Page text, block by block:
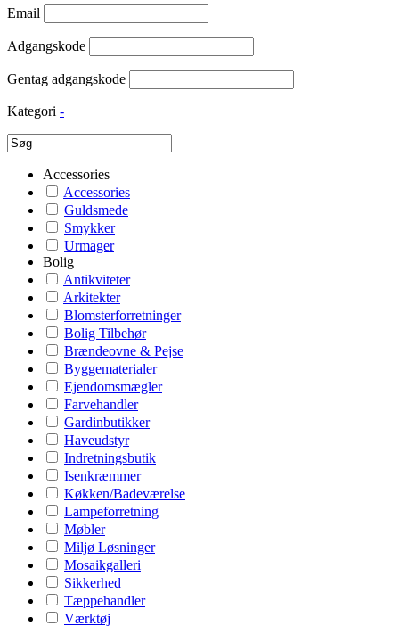
Email
Adgangskode
Gentag adgangskode
Kategori -
Accessories
Accessories
Guldsmede
Smykker
Urmager
Bolig
Antikviteter
Arkitekter
Blomsterforretninger
Bolig Tilbehør
Brændeovne & Pejse
Byggematerialer
Ejendomsmægler
Farvehandler
Gardinbutikker
Haveudstyr
Indretningsbutik
Isenkræmmer
Køkken/Badeværelse
Lampeforretning
Møbler
Miljø Løsninger
Mosaikgalleri
Sikkerhed
Tæppehandler
Værktøj